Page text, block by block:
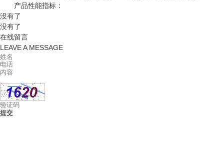
产品性能指标：
没有了
没有了
在线留言
LEAVE A MESSAGE